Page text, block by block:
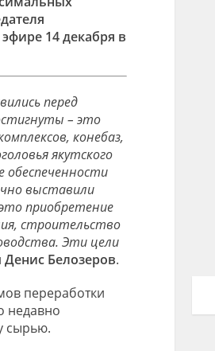
эфире 14 декабря в
перед
– это
конебаз,
якутского
обеспеченности
выставили
приобретение
строительство
Эти цели
Денис Белозеров.
переработки
недавно
сырью.